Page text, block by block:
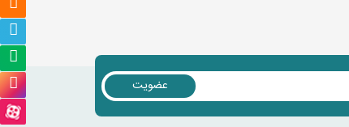
عضویت